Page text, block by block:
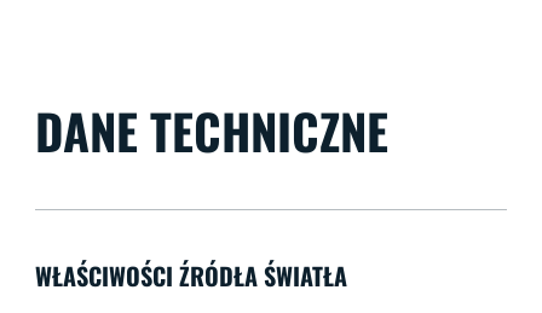
DANE TECHNICZNE
WŁAŚCIWOŚCI ŹRÓDŁA ŚWIATŁA